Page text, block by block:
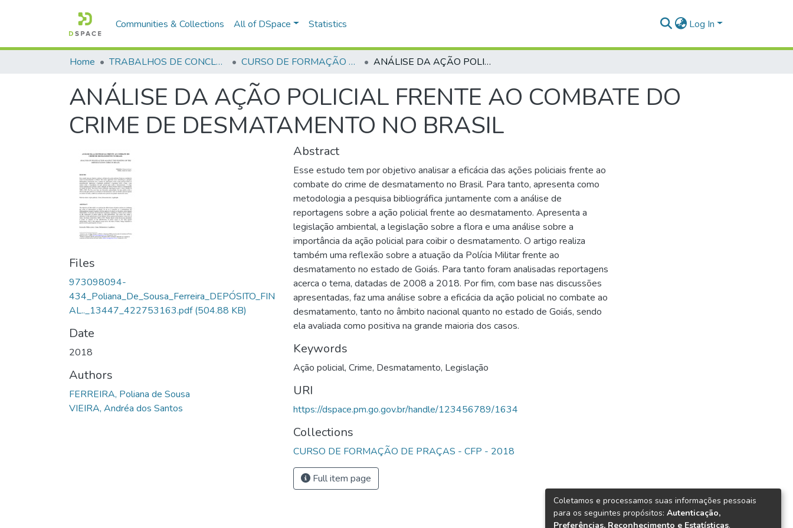
Communities & Collections All of DSpace Statistics Log In
Home TRABALHOS DE CONCLUSÃO DE CURSO - CFP (CURSO DE FORMAÇÃO DE PRAÇAS) CURSO DE FORMAÇÃO DE PRAÇAS - CFP - 2018 ANÁLISE DA AÇÃO POLICIAL FRENTE AO COMBATE DO CRIME DE DESMATAMENTO NO BRASIL
ANÁLISE DA AÇÃO POLICIAL FRENTE AO COMBATE DO
CRIME DE DESMATAMENTO NO BRASIL
Files
973098094-
434_Poliana_De_Sousa_Ferreira_DEPÓSITO_FIN
AL.._13447_422753163.pdf(504.88 KB)
Date
2018
Authors
FERREIRA, Poliana de Sousa
VIEIRA, Andréa dos Santos
Abstract
Esse estudo tem por objetivo analisar a eficácia das ações policiais frente ao
combate do crime de desmatamento no Brasil. Para tanto, apresenta como
metodologia a pesquisa bibliográfica juntamente com a análise de
reportagens sobre a ação policial frente ao desmatamento. Apresenta a
legislação ambiental, a legislação sobre a flora e uma análise sobre a
importância da ação policial para coibir o desmatamento. O artigo realiza
também uma reflexão sobre a atuação da Polícia Militar frente ao
desmatamento no estado de Goiás. Para tanto foram analisadas reportagens
acerca o tema, datadas de 2008 a 2018. Por fim, com base nas discussões
apresentadas, faz uma análise sobre a eficácia da ação policial no combate ao
desmatamento, tanto no âmbito nacional quanto no estado de Goiás, sendo
ela avaliada como positiva na grande maioria dos casos.
Keywords
Ação policial, Crime, Desmatamento, Legislação
URI
https://dspace.pm.go.gov.br/handle/123456789/1634
Collections
CURSO DE FORMAÇÃO DE PRAÇAS - CFP - 2018
Full item page
Coletamos e processamos suas informações pessoais
para os seguintes propósitos: Autenticação,
Preferências, Reconhecimento e Estatísticas.